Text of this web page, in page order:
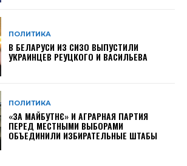
ПОЛИТИКА
В БЕЛАРУСИ ИЗ СИЗО ВЫПУСТИЛИ
УКРАИНЦЕВ РЕУЦКОГО И ВАСИЛЬЕВА
ПОЛИТИКА
«ЗА МАЙБУТНЄ» И АГРАРНАЯ ПАРТИЯ
ПЕРЕД МЕСТНЫМИ ВЫБОРАМИ
ОБЪЕДИНИЛИ ИЗБИРАТЕЛЬНЫЕ ШТАБЫ